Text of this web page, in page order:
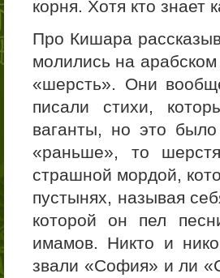
корня. Хотя кто знает
Про Кишара
молились на
«шерсть». Они
писали стихи,
ваганты, но это
«раньше», то
страшной мордой,
пустынях, называя
которой он пел
имамов. Никто и
звали «София» и ли